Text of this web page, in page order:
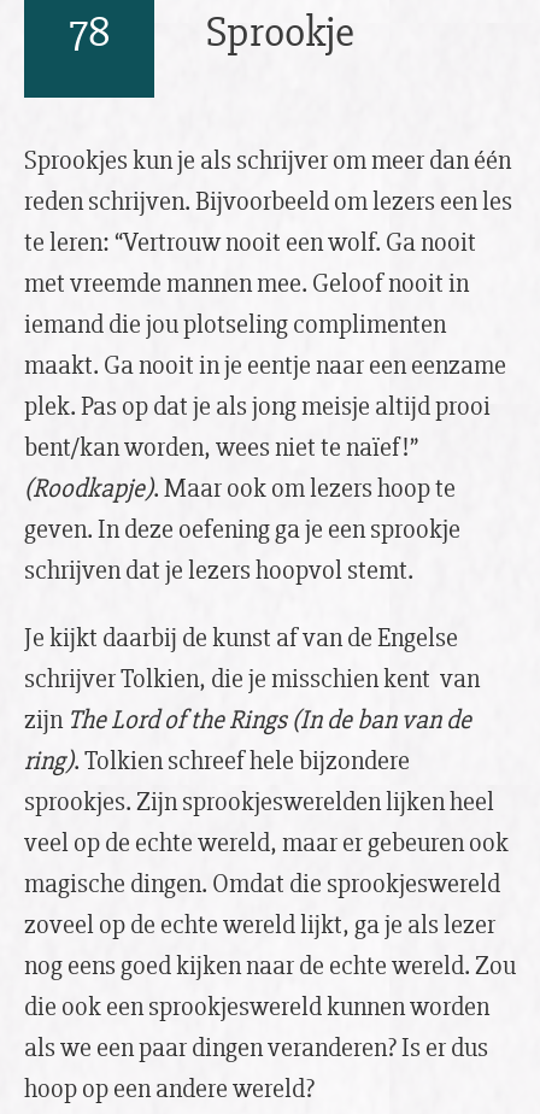
78 Sprookje
Sprookjes kun je als schrijver om meer dan één
reden schrijven. Bijvoorbeeld om lezers een les
te leren: “Vertrouw nooit een wolf. Ga nooit
met vreemde mannen mee. Geloof nooit in
iemand die jou plotseling complimenten
maakt. Ga nooit in je eentje naar een eenzame
plek. Pas op dat je als jong meisje altijd prooi
bent/kan worden, wees niet te naïef!”
(Roodkapje). Maar ook om lezers hoop te
geven. In deze oefening ga je een sprookje
schrijven dat je lezers hoopvol stemt.
Je kijkt daarbij de kunst af van de Engelse
schrijver Tolkien, die je misschien kent van
zijn The Lord of the Rings (In de ban van de
ring). Tolkien schreef hele bijzondere
sprookjes. Zijn sprookjeswerelden lijken heel
veel op de echte wereld, maar er gebeuren ook
magische dingen. Omdat die sprookjeswereld
zoveel op de echte wereld lijkt, ga je als lezer
nog eens goed kijken naar de echte wereld. Zou
die ook een sprookjeswereld kunnen worden
als we een paar dingen veranderen? Is er dus
hoop op een andere wereld?